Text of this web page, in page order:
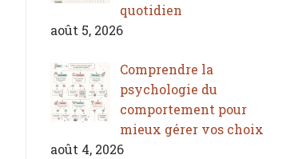
quotidien
août 5, 2026
Comprendre la
psychologie du
comportement pour
mieux gérer vos choix
août 4, 2026